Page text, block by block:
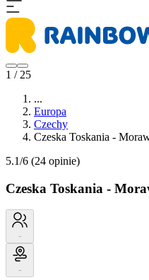
1 / 25
...
Europa
Czechy
Czeska Toskania -
5.1/6 (24 opinie)
Czeska Toskania -
-
-